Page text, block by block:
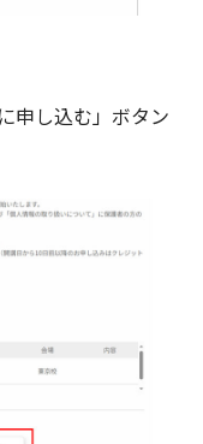
申し込む」ボタン